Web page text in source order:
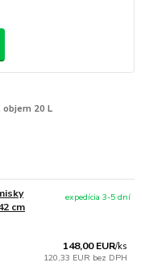
20 L
cm
148,00 EUR/ks
120,33 EUR bez DPH
expedícia 3-5 dní